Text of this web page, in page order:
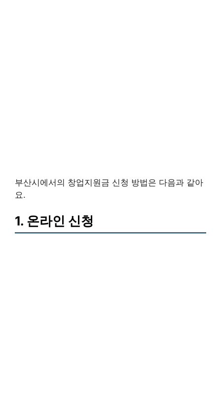
부산시에서의 창업지원금 신청 방법은 다음과 같아
요.
1. 온라인 신청